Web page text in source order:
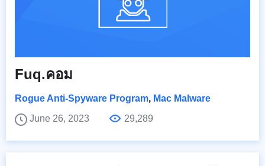
Fuq.คอม
Rogue Anti-Spyware Program, Mac Malware
June 26, 2023
29,289